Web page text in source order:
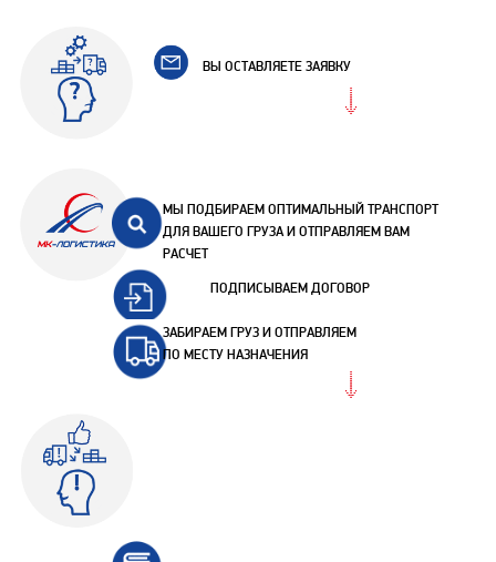
ВЫ ОСТАВЛЯЕТЕ ЗАЯВКУ
МЫ ПОДБИРАЕМ ОПТИМАЛЬНЫЙ ТРАНСПОРТ
ДЛЯ ВАШЕГО ГРУЗА И ОТПРАВЛЯЕМ ВАМ
РАСЧЕТ
ПОДПИСЫВАЕМ ДОГОВОР
ЗАБИРАЕМ ГРУЗ И ОТПРАВЛЯЕМ
ПО МЕСТУ НАЗНАЧЕНИЯ